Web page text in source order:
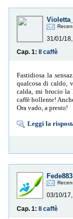
31/01/
Cap. 1:
Il caffè
Fastidiosa la
qualcosa di caldo,
calda, mi brucio la
caffè bollente!
Ora vado, a presto!
Leggi la
Fede883
03/10/
Cap. 1:
Il caffè